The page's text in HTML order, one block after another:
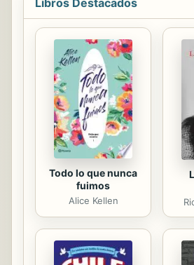
mentalidad
oportunidad única
míticos pasajes de
infierno de
spleen de
magia de Papus y
Eliphas Lévi, las
opio de Alfred Jarry
secreta de...
Libros Destacados
Todo lo que nunca
fuimos
Alice Kellen